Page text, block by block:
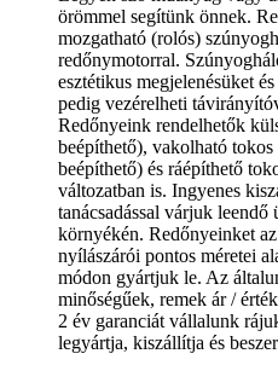
örömmel segítünk önnek.
mozgatható (rolós)
redőnymotorral.
esztétikus megjelenésüket
pedig vezérelheti
Redőnyeink rendelhetők
beépíthető), vakolható tokos
beépíthető) és ráépíthető
változatban is. Ingyenes
tanácsadással várjuk
környékén. Redőnyeinket
nyílászárói pontos méretei
módon gyártjuk le. Az
minőségűek, remek ár /
2 év garanciát vállalunk
legyártja, kiszállítja és